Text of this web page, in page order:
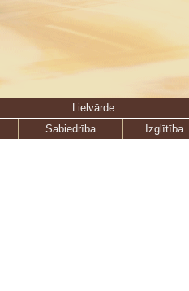
Lielvārde
Sabiedrība
Izglītība